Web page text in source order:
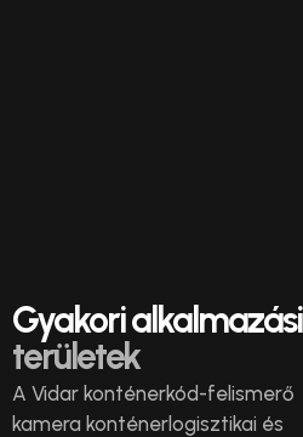
Gyakori alkalmazási
területek
A Vidar konténerkód-felismerő
kamera konténerlogisztikai és